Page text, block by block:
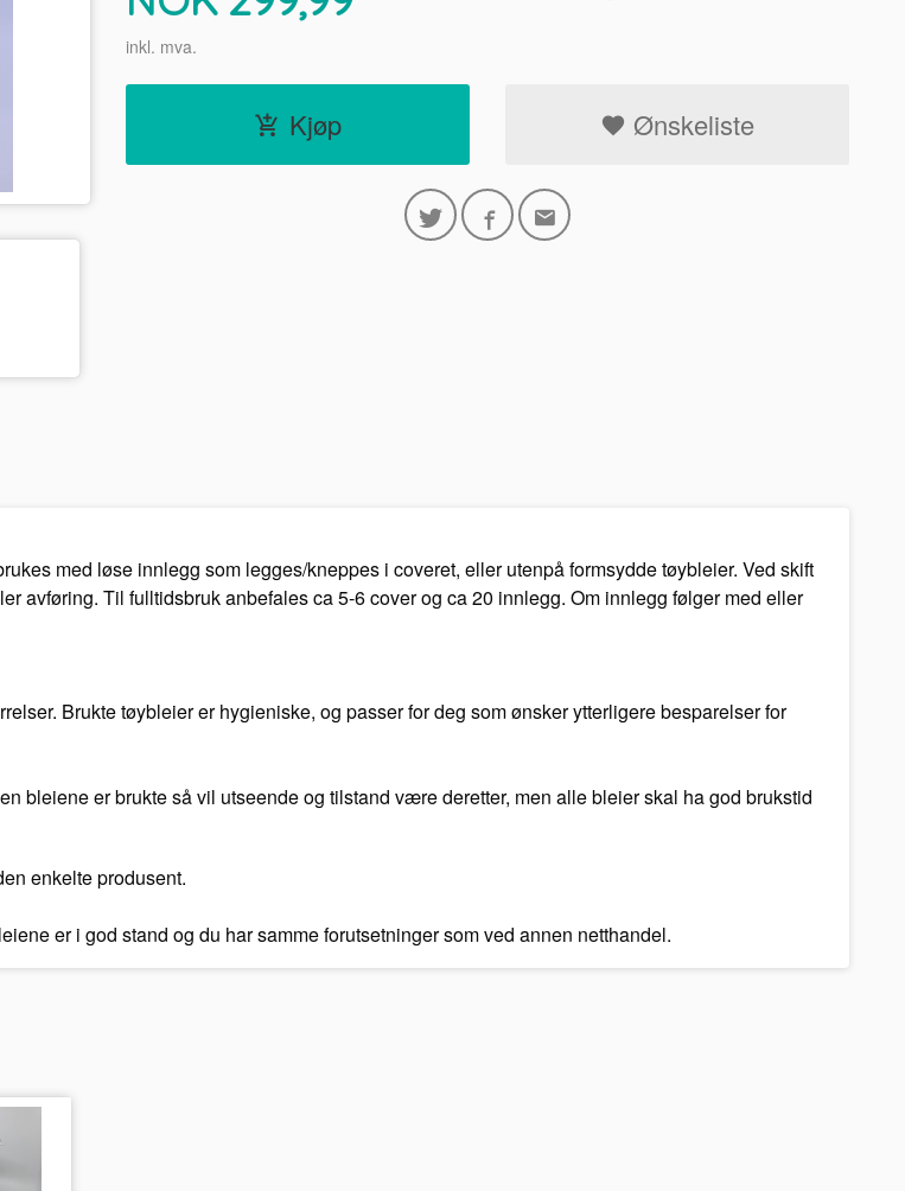
inkl. mva.
Kjøp Ønskeliste
med løse innlegg som legges/kneppes i coveret, eller utenpå formsydde tøybleier. Ved skift
avføring. Til fulltidsbruk anbefales ca 5-6 cover og ca 20 innlegg. Om innlegg følger med eller
Brukte tøybleier er hygieniske, og passer for deg som ønsker ytterligere besparelser for
bleiene er brukte så vil utseende og tilstand være deretter, men alle bleier skal ha god brukstid
enkelte produsent.
er i god stand og du har samme forutsetninger som ved annen netthandel.